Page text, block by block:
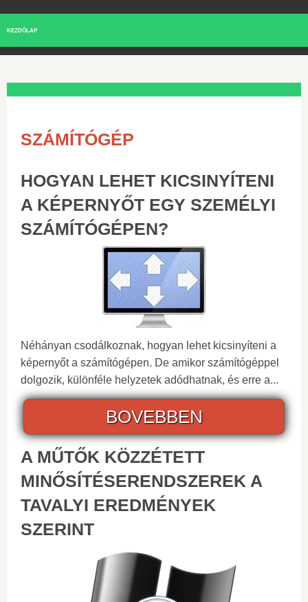
KEZDŐLAP
SZÁMÍTÓGÉP
HOGYAN LEHET KICSINYÍTENI
A KÉPERNYŐT EGY SZEMÉLYI
SZÁMÍTÓGÉPEN?
Néhányan csodálkoznak, hogyan lehet kicsinyíteni a
képernyőt a számítógépen. De amikor számítógéppel
dolgozik, különféle helyzetek adódhatnak, és erre a...
BOVEBBEN
A MŰTŐK KÖZZÉTETT
MINŐSÍTÉSERENDSZEREK A
TAVALYI EREDMÉNYEK
SZERINT